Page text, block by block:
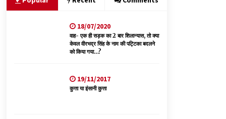
रूपी भावा वन्यजीव अभयारण्य में फिर दिखा जंगलों का
‘खामोश पहरेदार’, दुर्लभ हिमालयन “सीरो” कैमरे में कैद
06/08/2026
में एक दिवसीय ओरिएंटेशन कार्यशाला आयोजित
06/08/2026
18/07/2020
वाह- एक ही सड़क का 2 बार शिलान्यास, तो क्या
केवल वीरभद्र सिंह के नाम की पट्टिका बदलने
को किया गया…?
19/11/2017
कुत्ता या इंसानी कुत्ता